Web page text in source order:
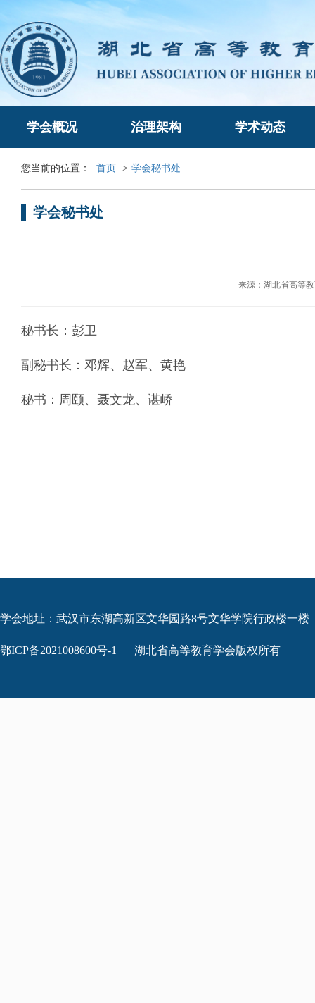
学会概况 治理架构 学术动态
您当前的位置： 首页 > 学会秘书处
学会秘书处
来源：湖北省高等
秘书长：彭卫
副秘书长：邓辉、赵军、黄艳
秘书：周颐、聂文龙、谌峤
学会地址：武汉市东湖高新区文华园路8号文华学院行政楼一楼
鄂ICP备2021008600号-1 湖北省高等教育学会版权所有